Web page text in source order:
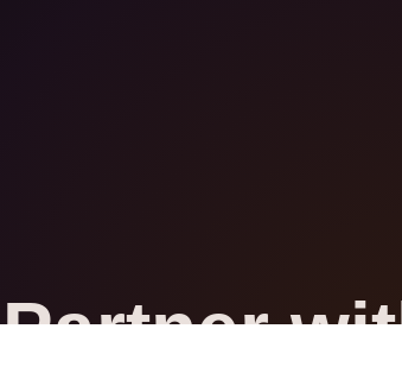
Partner